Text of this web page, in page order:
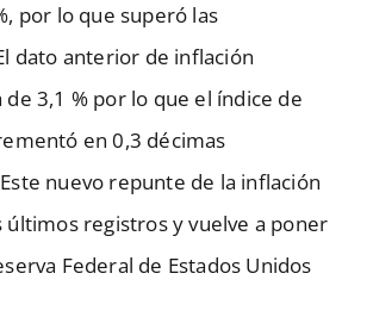
por lo que superó las
dato anterior de inflación
de 3,1 % por lo que el índice de
en 0,3 décimas
nuevo repunte de la inflación
últimos registros y vuelve a poner
Federal de Estados Unidos